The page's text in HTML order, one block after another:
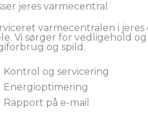
jeres varmecentral
varmecentralen i
Vi sørger for vedligehold
og spild.
Kontrol og servicering
Energioptimering
Rapport på e-mail